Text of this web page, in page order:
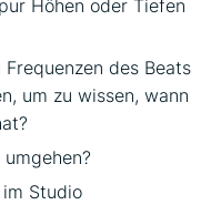
Höhen oder Tiefen
des Beats
um zu wissen, wann
Studio